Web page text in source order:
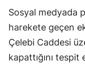
Sosyal medyada
harekete geçen
Çelebi Caddesi
kapattığını